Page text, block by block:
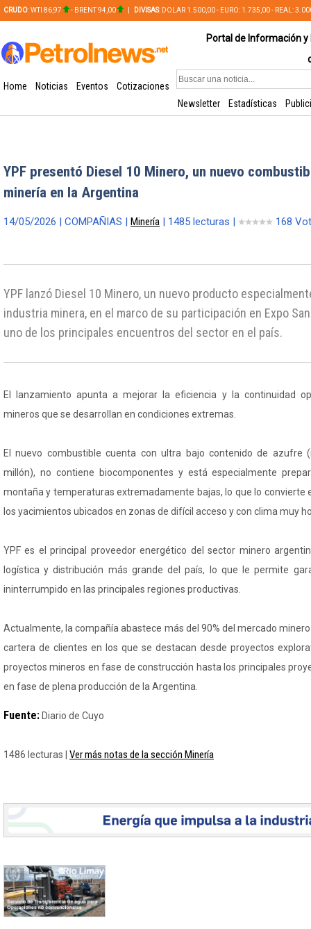
CRUDO: WTI 86,97 - BRENT 94,00 DIVISAS: DOLAR 1.500,00 - EURO: 1.735,00 - REAL:
Portal de Información
Home Noticias Eventos
Cotizaciones
Newsletter
Estadísticas
YPF presentó Diesel 10 Minero, un nuevo
minería en la Argentina
14/05/2026 | COMPAÑIAS | Minería | 1485 lecturas | 168
YPF lanzó Diesel 10 Minero, un nuevo producto
industria minera, en el marco de su participación en Expo
uno de los principales encuentros del sector en el país.
El lanzamiento apunta a mejorar la eficiencia y la continuidad
mineros que se desarrollan en condiciones extremas.
El nuevo combustible cuenta con ultra bajo contenido de azufre
millón), no contiene biocomponentes y está especialmente
montaña y temperaturas extremadamente bajas, lo que lo convierte
los yacimientos ubicados en zonas de difícil acceso y con clima muy
YPF es el principal proveedor energético del sector minero
logística y distribución más grande del país, lo que le permite
ininterrumpido en las principales regiones productivas.
Actualmente, la compañía abastece más del 90% del mercado
cartera de clientes en los que se destacan desde proyectos
proyectos mineros en fase de construcción hasta los principales
en fase de plena producción de la Argentina.
Fuente: Diario de Cuyo
1486 lecturas | Ver más notas de la sección Minería